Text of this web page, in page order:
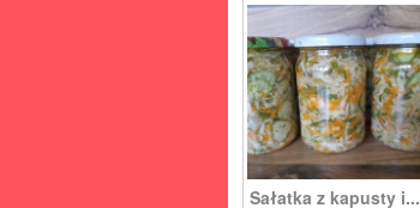
Sałatka z kapusty i...